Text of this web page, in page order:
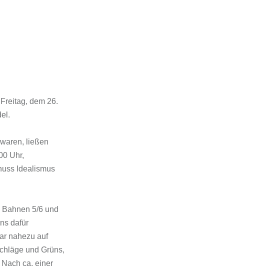
dem 26.
ließen
Uhr,
Idealismus
5/6 und
dafür
nahezu auf
und Grüns,
ca. einer